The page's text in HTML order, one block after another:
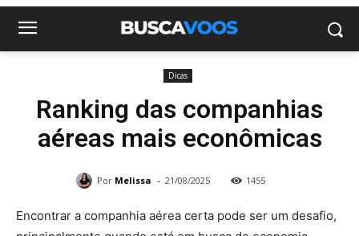
Dicas
Ranking das companhias
aéreas mais econômicas
Por Melissa - 21/08/2025 1455
Encontrar a companhia aérea certa pode ser um desafio,